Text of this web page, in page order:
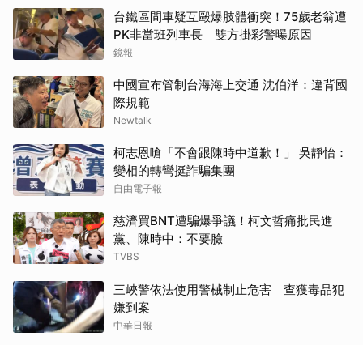
台鐵區間車疑互毆爆肢體衝突！75歲老翁遭
PK非當班列車長 雙方掛彩警曝原因
鏡報
中國宣布管制台海海上交通 沈伯洋：違背國
際規範
Newtalk
柯志恩嗆「不會跟陳時中道歉！」 吳靜怡：
變相的轉彎挺詐騙集團
自由電子報
慈濟買BNT遭騙爆爭議！柯文哲痛批民進
黨、陳時中：不要臉
TVBS
三峽警依法使用警械制止危害 查獲毒品犯
嫌到案
中華日報